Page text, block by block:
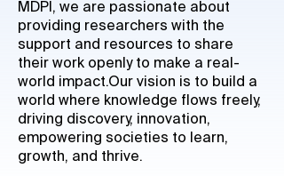
MDPI, we are passionate about
providing researchers with the
support and resources to share
their work openly to make a real-
world impact.Our vision is to build a
world where knowledge flows freely,
driving discovery, innovation,
empowering societies to learn,
growth, and thrive.